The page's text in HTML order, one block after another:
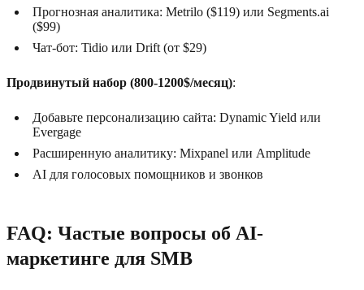
Прогнозная аналитика: Metrilo ($119) или Segments.ai
($99)
Чат-бот: Tidio или Drift (от $29)
Продвинутый набор (800-1200$/месяц):
Добавьте персонализацию сайта: Dynamic Yield или
Evergage
Расширенную аналитику: Mixpanel или Amplitude
AI для голосовых помощников и звонков
FAQ: Частые вопросы об AI-
маркетинге для SMB